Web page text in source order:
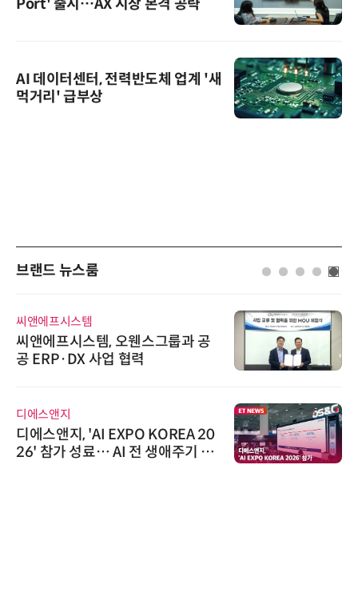
Port' 출시…AX 시장 본격 공략
AI 데이터센터, 전력반도체 업계 '새
먹거리' 급부상
브랜드 뉴스룸
씨앤에프시스템
씨앤에프시스템, 오웬스그룹과 공
공 ERP·DX 사업 협력
디에스앤지
디에스앤지, 'AI EXPO KOREA 20
26' 참가 성료… AI 전 생애주기 아